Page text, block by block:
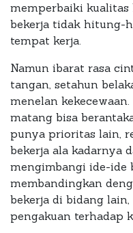
memperbaiki kualitas
bekerja tidak hitung-
tempat kerja.
Namun ibarat rasa
tangan, setahun
menelan
matang bisa
punya prioritas lain,
bekerja ala kadarnya
mengimbangi ide-ide
membandingkan
bekerja di bidang
pengakuan terhadap